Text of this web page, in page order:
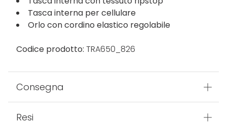
Tasca interna per cellulare
Orlo con cordino elastico regolabile
Codice prodotto: TRA650_826
Consegna
Resi